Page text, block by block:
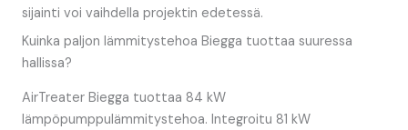
sijainti voi vaihdella projektin edetessä.
Kuinka paljon lämmitystehoa Biegga tuottaa suuressa
hallissa?
AirTreater Biegga tuottaa 84 kW
lämpöpumppulämmitystehoa. Integroitu 81 kW